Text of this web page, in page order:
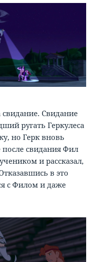
Свидание
ругать Геркулеса
но Герк вновь
после свидания Фил
и рассказал,
в это
с Филом и даже